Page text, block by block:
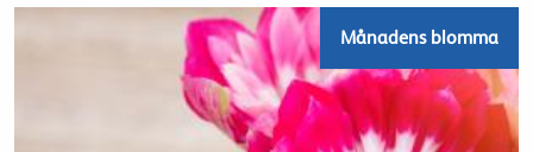
Månadens blomma